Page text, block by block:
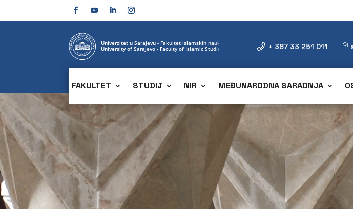
+ 387 33 251 011
FAKULTET STUDIJ NIR MEĐUNARODNA SARADNJA